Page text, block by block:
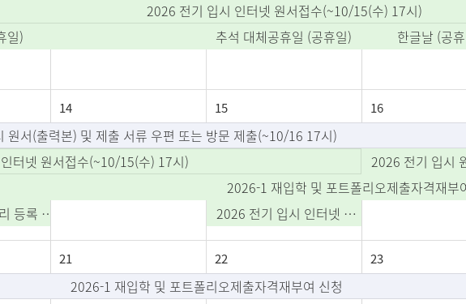
2026 전기 입시 인터넷 원서접수(~10/15(수) 17시)
일)
추석 대체공휴일 (공휴일) 한글날 (공
14 15 16
원서(출력본) 및 제출 서류 우편 또는 방문 제출(~10/16 17시)
터넷 원서접수(~10/15(수) 17시)
2026-1 재입학 및 포트폴리오제출자격재부
2025-2학기 동아리 등록 및 활동 신청 마감
2026 전기 입시 인터넷 원서접수 마감(~10/15(수) 17시)
21 22 23
2026-1 재입학 및 포트폴리오제출자격재부여 신청